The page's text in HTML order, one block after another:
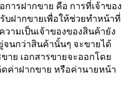
อการฝากขาย คือ การที่เจ้าของ
บฝากขายเพื่อให้ช่วยทำหน้าที่
ามเป็นเจ้าของของสินค้ายัง
จนกว่าสินค้านั้นๆ จะขายได้
าย เอกสารขายจะออกโดย
ค่าฝากขาย หรือค่านายหน้า